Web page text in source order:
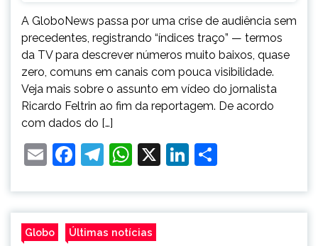
A GloboNews passa por uma crise de audiência sem
precedentes, registrando “índices traço” — termos
da TV para descrever números muito baixos, quase
zero, comuns em canais com pouca visibilidade.
Veja mais sobre o assunto em vídeo do jornalista
Ricardo Feltrin ao fim da reportagem. De acordo
com dados do […]
EmailFacebook
Telegram
WhatsApp
X LinkedIn
Globo Últimas notícias